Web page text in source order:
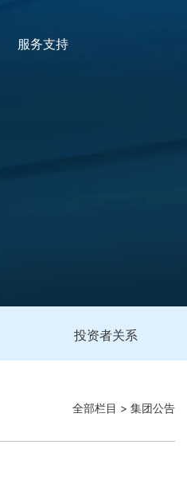
服务支持
投资者关系
全部栏目 > 集团公告